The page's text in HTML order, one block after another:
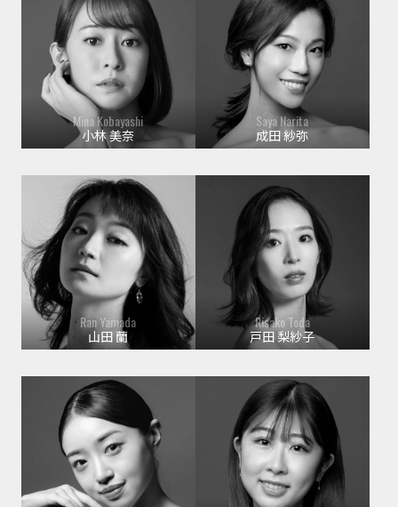
Mina Kobayashi
小林 美奈
Saya Narita
成田 紗弥
Ran Yamada
山田 蘭
Risako Toda
戸田 梨紗子